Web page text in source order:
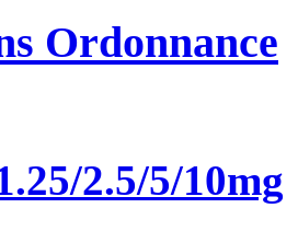
Ordonnance
2.5/5/10mg